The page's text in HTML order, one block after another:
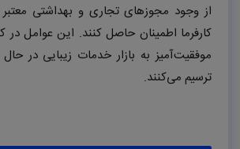
از وجود مجوزهای تجاری و بهداشتی
کارفرما اطمینان حاصل کنند. این عوامل در
موفقیت‌آمیز به بازار خدمات زیبایی در
ترسیم می‌کنند.